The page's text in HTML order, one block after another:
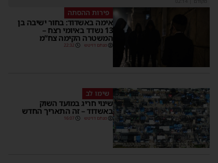
פירות ההסתה
אימה באשדוד: בחור ישיבה בן
13 נשדד באיומי רצח –
המשטרה הקימה צח”מ
מנחם דויטש 22:32
שימו לב
שינוי חריג במועד השוק
באשדוד – זה התאריך החדש
מנחם דויטש 16:07